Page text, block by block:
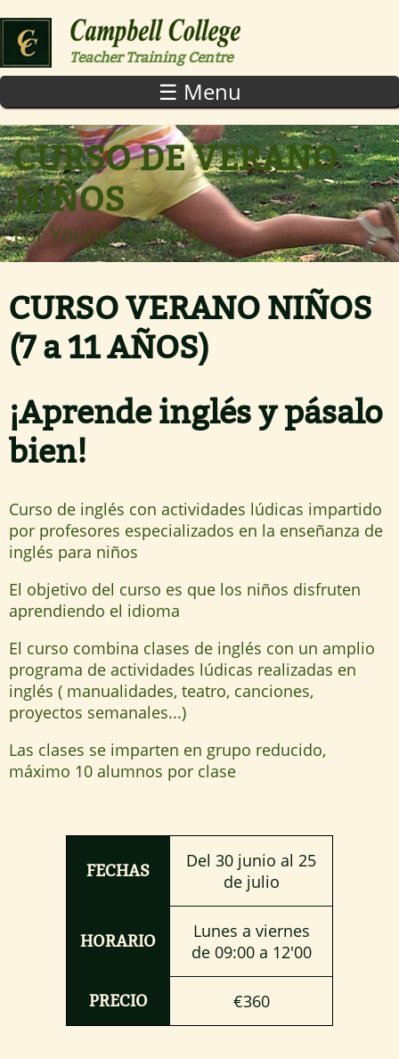
Teacher Training Centre
☰ Menu
CURSO DE VERANO
NIÑOS
For Young Learners
CURSO VERANO NIÑOS
(7 a 11 AÑOS)
¡Aprende inglés y pásalo
bien!
Curso de inglés con actividades lúdicas impartido
por profesores especializados en la enseñanza de
inglés para niños
El objetivo del curso es que los niños disfruten
aprendiendo el idioma
El curso combina clases de inglés con un amplio
programa de actividades lúdicas realizadas en
inglés ( manualidades, teatro, canciones,
proyectos semanales...)
Las clases se imparten en grupo reducido,
máximo 10 alumnos por clase
FECHAS
Del 30 junio al 25
de julio
HORARIO
Lunes a viernes
de 09:00 a 12'00
PRECIO €360